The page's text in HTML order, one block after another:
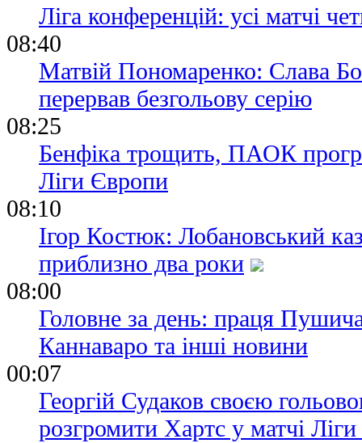
Ліга конференцій: усі матчі
08:40
Матвій Пономаренко: Слава
перервав безгольову серію
08:25
Бенфіка трощить, ПАОК
Ліги Європи
08:10
Ігор Костюк: Лобановський
приблизно два роки
08:00
Головне за день: праця
Каннаваро та інші новини
00:07
Георгій Судаков своєю
розгромити Хартс у матчі